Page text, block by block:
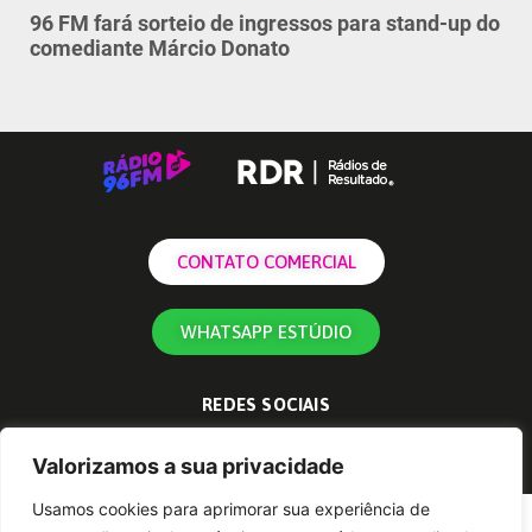
Valorizamos a sua privacidade
Usamos cookies para aprimorar sua experiência de
96 FM fará sorteio de ingressos para stand-up do
comediante Márcio Donato
CONTATO COMERCIAL
WHATSAPP ESTÚDIO
REDES SOCIAIS